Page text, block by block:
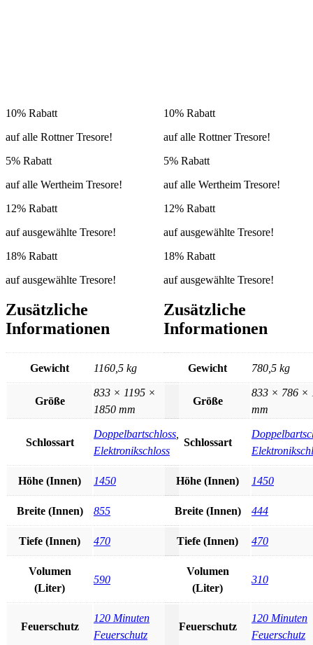
10% Rabatt
auf alle Rottner Tresore!
5% Rabatt
auf alle Wertheim Tresore!
12% Rabatt
auf ausgewählte Tresore!
18% Rabatt
auf ausgewählte Tresore!
Zusätzliche
Informationen
Gewicht 1160,5 kg
Größe
833 × 1195 ×
1850 mm
Schlossart
Doppelbartschloss
Elektronikschloss
Höhe (Innen) 1450
Breite (Innen) 855
Tiefe (Innen) 470
Volumen
(Liter)
590
Feuerschutz
120 Minuten
Feuerschutz
10% Rabatt
auf alle Rottner Tresore!
5% Rabatt
auf alle Wertheim Tresore!
12% Rabatt
auf ausgewählte Tresore!
18% Rabatt
auf ausgewählte Tresore!
Zusätzliche
Informationen
Gewicht 780,5 kg
Größe
833 × 786 ×
mm
Schlossart
Höhe (Innen) 1450
Breite (Innen) 444
Tiefe (Innen) 470
Volumen
(Liter)
310
Feuerschutz
120 Minuten
Feuerschutz